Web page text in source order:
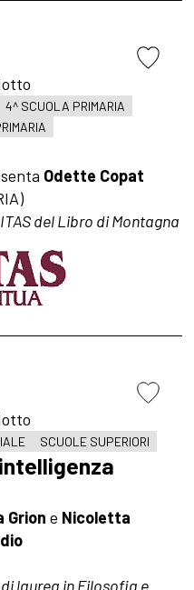
4^ SCUOLA PRIMARIA
Odette Copat
del Libro di Montagna
SCUOLE SUPERIORI
Grion e Nicoletta
laurea in Filosofia e